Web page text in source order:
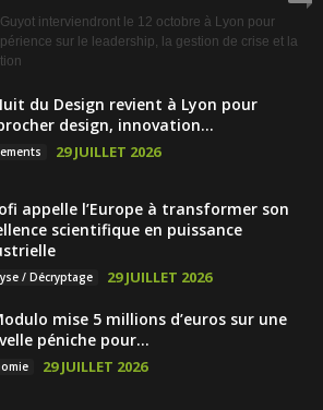
interviendront le 12 octobre à Lyon pour
sur le leadership, la gestion de crise et la
du Design revient à Lyon pour
design, innovation...
29 JUILLET 2026
appelle l’Europe à transformer son
scientifique en puissance
/ Décryptage 29 JUILLET 2026
mise 5 millions d’euros sur une
péniche pour...
29 JUILLET 2026